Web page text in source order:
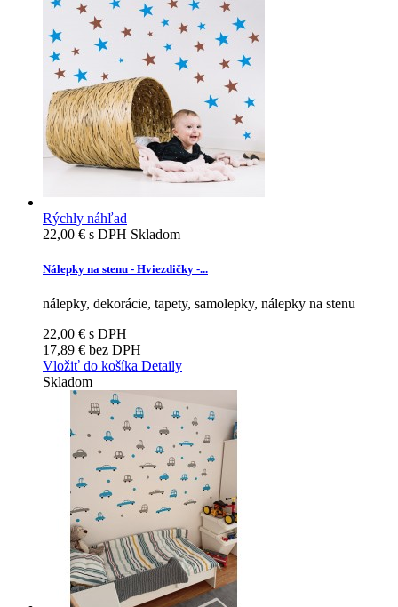
Rýchly náhľad
22,00 € s DPH Skladom
Nálepky na stenu - Hviezdičky -...
nálepky, dekorácie, tapety, samolepky, nálepky na stenu
22,00 € s DPH
17,89 € bez DPH
Vložiť do košíka Detaily
Skladom